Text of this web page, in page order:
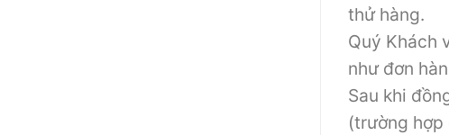
thử hàng.
Quý Khách
như đơn
Sau khi
(trường hợp